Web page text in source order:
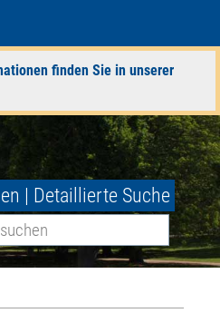
finden Sie in unserer
| Detaillierte Suche